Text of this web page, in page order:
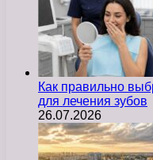
Как правильно
для лечения зубов
26.07.2026